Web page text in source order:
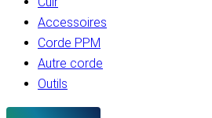
Accessoires
Corde PPM
Autre corde
Outils